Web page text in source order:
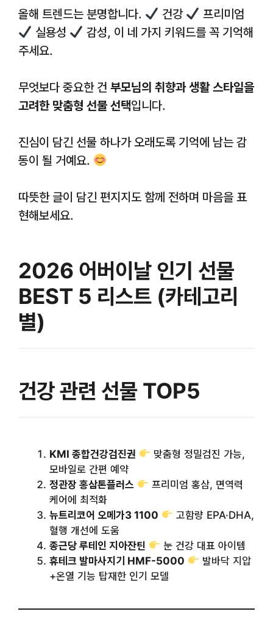
올해 트렌드는 분명합니다. 건강
프리미엄
실용성
감성, 이 네 가지 키워드를 꼭 기억해
주세요.
무엇보다 중요한 건 부모님의 취향과 생활 스타일을
고려한 맞춤형 선물 선택입니다.
진심이 담긴 선물 하나가 오래도록 기억에 남는 감
동이 될 거예요.
따뜻한 글이 담긴 편지지도 함께 전하며 마음을 표
현해보세요.
2026 어버이날 인기 선물
BEST 5 리스트 (카테고리
별)
건강 관련 선물 TOP5
KMI 종합건강검진권
맞춤형 정밀검진 가능,
모바일로 간편 예약
정관장 홍삼톤플러스
프리미엄 홍삼, 면역력
케어에 최적화
뉴트리코어 오메가3 1100
고함량 EPA·DHA,
혈행 개선에 도움
종근당 루테인 지아잔틴
눈 건강 대표 아이템
휴테크 발마사지기 HMF-5000
발바닥 지압
+온열 기능 탑재한 인기 모델